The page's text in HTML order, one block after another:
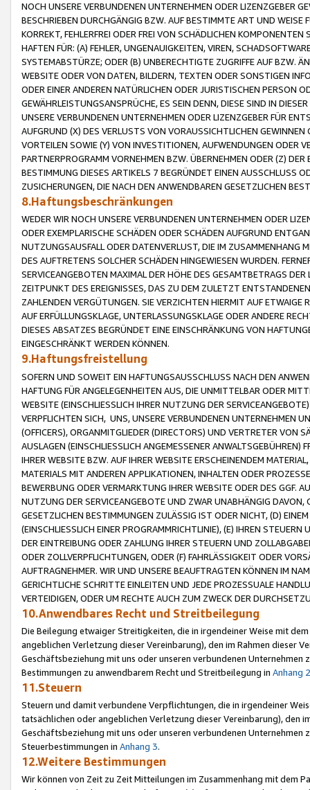
NOCH UNSERE VERBUNDENEN UNTERNEHMEN ODER LIZENZGEBER
BESCHRIEBEN DURCHGÄNGIG BZW. AUF BESTIMMTE ART UND
KORREKT, FEHLERFREI ODER FREI VON SCHÄDLICHEN
HAFTEN FÜR: (A) FEHLER, UNGENAUIGKEITEN, VIREN,
SYSTEMABSTÜRZE; ODER (B) UNBERECHTIGTE ZUGRIFFE AUF BZW.
WEBSITE ODER VON DATEN, BILDERN, TEXTEN ODER SONSTIGEN
ODER EINER ANDEREN NATÜRLICHEN ODER JURISTISCHEN PERSON
GEWÄHRLEISTUNGSANSPRÜCHE, ES SEIN DENN, DIESE SIND IN
UNSERE VERBUNDENEN UNTERNEHMEN ODER LIZENZGEBER FÜR
AUFGRUND (X) DES VERLUSTS VON VORAUSSICHTLICHEN
VORTEILEN SOWIE (Y) VON INVESTITIONEN, AUFWENDUNGEN ODER
PARTNERPROGRAMM VORNEHMEN BZW. ÜBERNEHMEN ODER (Z)
BESTIMMUNG DIESES ARTIKELS 7 BEGRÜNDET EINEN AUSSCHLUSS
ZUSICHERUNGEN, DIE NACH DEN ANWENDBAREN GESETZLICHEN
8.Haftungsbeschränkungen
WEDER WIR NOCH UNSERE VERBUNDENEN UNTERNEHMEN ODER
ODER EXEMPLARISCHE SCHÄDEN ODER SCHÄDEN AUFGRUND
NUTZUNGSAUSFALL ODER DATENVERLUST, DIE IM ZUSAMMENHANG
DES AUFTRETENS SOLCHER SCHÄDEN HINGEWIESEN WURDEN.
SERVICEANGEBOTEN MAXIMAL DER HÖHE DES GESAMTBETRAGS
ZEITPUNKT DES EREIGNISSES, DAS ZU DEM ZULETZT
ZAHLENDEN VERGÜTUNGEN. SIE VERZICHTEN HIERMIT AUF
AUF ERFÜLLUNGSKLAGE, UNTERLASSUNGSKLAGE ODER ANDERE
DIESES ABSATZES BEGRÜNDET EINE EINSCHRÄNKUNG VON
EINGESCHRÄNKT WERDEN KÖNNEN.
9.Haftungsfreistellung
SOFERN UND SOWEIT EIN HAFTUNGSAUSSCHLUSS NACH DEN
HAFTUNG FÜR ANGELEGENHEITEN AUS, DIE UNMITTELBAR ODER
WEBSITE (EINSCHLIESSLICH IHRER NUTZUNG DER
VERPFLICHTEN SICH, UNS, UNSERE VERBUNDENEN UNTERNEHMEN
(OFFICERS), ORGANMITGLIEDER (DIRECTORS) UND VERTRETER VON
AUSLAGEN (EINSCHLIESSLICH ANGEMESSENER
IHRER WEBSITE BZW. AUF IHRER WEBSITE ERSCHEINENDEM
MATERIALS MIT ANDEREN APPLIKATIONEN, INHALTEN ODER
BEWERBUNG ODER VERMARKTUNG IHRER WEBSITE ODER DES GGF.
NUTZUNG DER SERVICEANGEBOTE UND ZWAR UNABHÄNGIG
GESETZLICHEN BESTIMMUNGEN ZULÄSSIG IST ODER NICHT, (D)
(EINSCHLIESSLICH EINER PROGRAMMRICHTLINIE), (E) IHREN
DER EINTREIBUNG ODER ZAHLUNG IHRER STEUERN UND
ODER ZOLLVERPFLICHTUNGEN, ODER (F) FAHRLÄSSIGKEIT ODER
AUFTRAGNEHMER. WIR UND UNSERE BEAUFTRAGTEN KÖNNEN IM
GERICHTLICHE SCHRITTE EINLEITEN UND JEDE PROZESSUALE
VERTEIDIGEN, ODER UM RECHTE AUCH ZUM ZWECK DER
10.Anwendbares Recht und Streitbeilegung
Die Beilegung etwaiger Streitigkeiten, die in irgendeiner Weise mit
angeblichen Verletzung dieser Vereinbarung), den im Rahmen dieser
Geschäftsbeziehung mit uns oder unseren verbundenen
Bestimmungen zu anwendbarem Recht und Streitbeilegung in Anhang 2
11.Steuern
Steuern und damit verbundene Verpflichtungen, die in irgendeiner
tatsächlichen oder angeblichen Verletzung dieser Vereinbarung), den
Geschäftsbeziehung mit uns oder unseren verbundenen
Steuerbestimmungen in Anhang 3.
12.Weitere Bestimmungen
Wir können von Zeit zu Zeit Mitteilungen im Zusammenhang mit dem